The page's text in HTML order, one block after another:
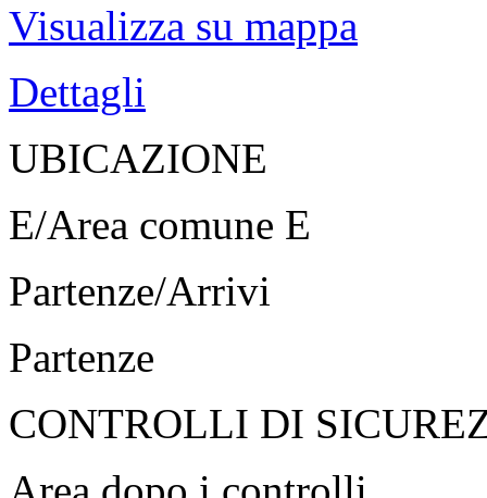
Visualizza su mappa
Dettagli
UBICAZIONE
E/Area comune E
Partenze/Arrivi
Partenze
CONTROLLI DI